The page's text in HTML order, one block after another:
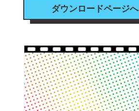
ダウンロードページへ